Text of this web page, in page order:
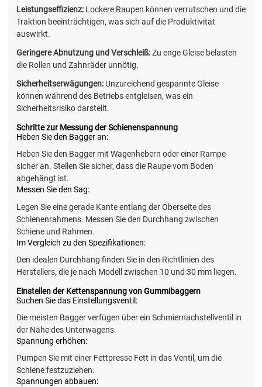
Leistungseffizienz: Lockere Raupen können verrutschen und die
Traktion beeinträchtigen, was sich auf die Produktivität
auswirkt.
Geringere Abnutzung und Verschleiß:Zu enge Gleise belasten
die Rollen und Zahnräder unnötig.
Sicherheitserwägungen: Unzureichend gespannte Gleise
können während des Betriebs entgleisen, was ein
Sicherheitsrisiko darstellt.
Schritte zur Messung der Schienenspannung
Heben Sie den Bagger an:
Heben Sie den Bagger mit Wagenhebern oder einer Rampe
sicher an. Stellen Sie sicher, dass die Raupe vom Boden
abgehängt ist.
Messen Sie den Sag:
Legen Sie eine gerade Kante entlang der Oberseite des
Schienenrahmens. Messen Sie den Durchhang zwischen
Schiene und Rahmen.
Im Vergleich zu den Spezifikationen:
Den idealen Durchhang finden Sie in den Richtlinien des
Herstellers, die je nach Modell zwischen 10 und 30 mm liegen.
Einstellen der Kettenspannung von Gummibaggern
Suchen Sie das Einstellungsventil:
Die meisten Bagger verfügen über ein Schmiernachstellventil in
der Nähe des Unterwagens.
Spannung erhöhen:
Pumpen Sie mit einer Fettpresse Fett in das Ventil, um die
Schiene festzuziehen.
Spannungen abbauen: